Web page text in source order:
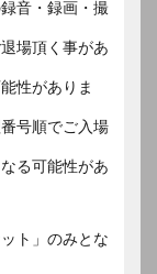
音・録画・撮
場頂く事があ
性がありま
号順でご入場
る可能性があ
ト」のみとな